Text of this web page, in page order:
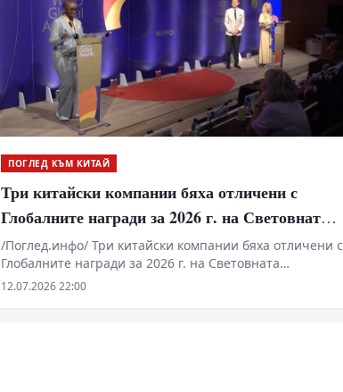
ПОГЛЕД КЪМ КИТАЙ
Три китайски компании бяха отличени с
Глобалните награди за 2026 г. на Световната
организация за интелектуална собственост
/Поглед.инфо/ Три китайски компании бяха отличени с
Глобалните награди за 2026 г. на Световната
организация за интелектуална собственост (WIPO
12.07.2026 22:00